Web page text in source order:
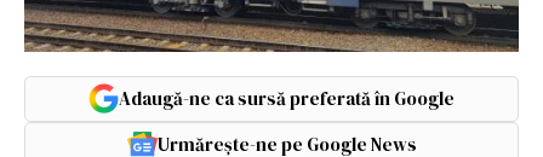
Adaugă-ne ca sursă preferată în Google
Urmărește-ne pe Google News